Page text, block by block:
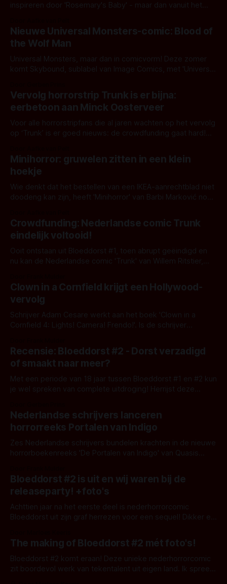
inspireren door 'Rosemary's Baby' - maar dan vanuit het
en levendige personages laat Eekhout zien wat écht een
gruwel is in het leven van een jong meisje: de invloed van
mannen.
Nieuwe Universal Monsters-comic: Blood of
the Wolf Man
Universal Monsters, maar dan in comicvorm! Deze zomer
komt Skybound, sublabel van Image Comics, met 'Universal
die duikt in de wereld van de wolfman.
Vervolg horrorstrip Trunk is er bijna:
eerbetoon aan Minck Oosterveer
Voor alle horrorstripfans die al jaren wachten op het vervolg
op ‘Trunk’ is er goed nieuws: de crowdfunding gaat hard!
overleden tekenaar Minck Oosterveer namen speciaal voor
het laatste duwtje wat video’s op.
Minihorror: gruwelen zitten in een klein
hoekje
Wie denkt dat het bestellen van een IKEA-aanrechtblad niet
doodeng kan zijn, heeft 'Minihorror' van Barbi Marković nog
presenteert 134 korte horrorverhalen over één van de
meest beangstigende dingen die er is: het dagelijks leven.
Crowdfunding: Nederlandse comic Trunk
eindelijk voltooid!
Ooit ontstaan uit Bloeddorst #1, toen abrupt geëindigd en
nu kan de Nederlandse comic 'Trunk' van Willem Ritstier,
Clown in a Cornfield krijgt een Hollywood-
vervolg
Schrijver Adam Cesare werkt aan het boek 'Clown in a
Cornfield 4: Lights! Camera! Frendo!'. Is de schrijver
reeks?
Recensie: Bloeddorst #2 - Dorst verzadigd
of smaakt naar meer?
Met een periode van 18 jaar tussen Bloeddorst #1 en #2 kun
je wel spreken van complete uitdroging! Herrijst deze
Nederlandse schrijvers lanceren
horrorreeks Portalen van Indigo
Zes Nederlandse schrijvers bundelen krachten in de nieuwe
horrorboekenreeks 'De Portalen van Indigo' van Quasis
Bloeddorst #2 is uit en wij waren bij de
releaseparty! +foto's
Achttien jaar na het eerste deel is nederhorrorcomic
Bloeddorst uit zijn graf herrezen voor een sequel! Dikker en
bij de releaseparty.
The making of Bloeddorst #2 mét foto's!
Bloeddorst #2 komt eraan! Deze unieke nederhorrorcomic
zit boordevol werk van tekentalent uit eigen land. Ik spreek